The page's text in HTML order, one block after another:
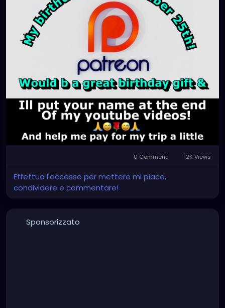
0 Commenti 12K Views
Effettua l'accesso per mettere mi piace,
condividere e commentare!
Sponsorizzato